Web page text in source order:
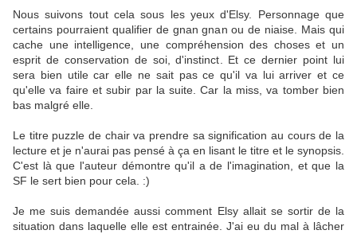
Nous suivons tout cela sous les yeux d'Elsy. Personnage que
certains pourraient qualifier de gnan gnan ou de niaise. Mais qui
cache une intelligence, une compréhension des choses et un
esprit de conservation de soi, d'instinct. Et ce dernier point lui
sera bien utile car elle ne sait pas ce qu'il va lui arriver et ce
qu'elle va faire et subir par la suite. Car la miss, va tomber bien
bas malgré elle.
Le titre puzzle de chair va prendre sa signification au cours de la
lecture et je n'aurai pas pensé à ça en lisant le titre et le synopsis.
C'est là que l'auteur démontre qu'il a de l'imagination, et que la
SF le sert bien pour cela. :)
Je me suis demandée aussi comment Elsy allait se sortir de la
situation dans laquelle elle est entrainée. J'ai eu du mal à lâcher